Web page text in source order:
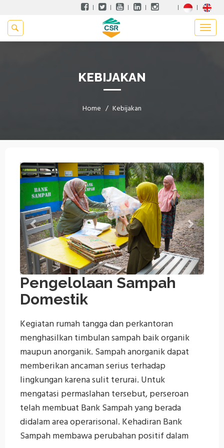
KEBIJAKAN
Home Kebijakan
Previous Next
Pengelolaan Sampah
Domestik
Kegiatan rumah tangga dan perkantoran
menghasilkan timbulan sampah baik organik
maupun anorganik. Sampah anorganik dapat
memberikan ancaman serius terhadap
lingkungan karena sulit terurai. Untuk
mengatasi permaslahan tersebut, perseroan
telah membuat Bank Sampah yang berada
didalam area operarisonal. Kehadiran Bank
Sampah membawa perubahan positif dalam